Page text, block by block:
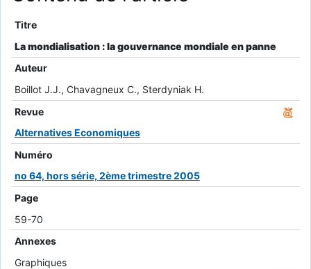
Titre
La mondialisation : la gouvernance mondiale en panne
Auteur
Boillot J.J., Chavagneux C., Sterdyniak H.
Revue
Alternatives Economiques
Numéro
no 64, hors série, 2ème trimestre 2005
Page
59-70
Annexes
Graphiques